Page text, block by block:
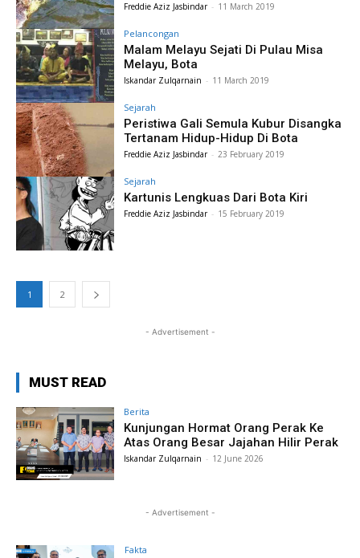
Freddie Aziz Jasbindar - 11 March 2019
Pelancongan
Malam Melayu Sejati Di Pulau Misa
Melayu, Bota
Iskandar Zulqarnain - 11 March 2019
Sejarah
Peristiwa Gali Semula Kubur Disangka
Tertanam Hidup-Hidup Di Bota
Freddie Aziz Jasbindar - 23 February 2019
Sejarah
Kartunis Lengkuas Dari Bota Kiri
Freddie Aziz Jasbindar - 15 February 2019
1 2
- Advertisement -
MUST READ
Berita
Kunjungan Hormat Orang Perak Ke
Atas Orang Besar Jajahan Hilir Perak
Iskandar Zulqarnain - 12 June 2026
- Advertisement -
Fakta